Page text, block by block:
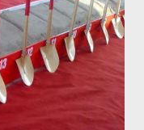
quan trọng có ảnh
như cuộc sống của
hướng rất dễ dàng
ai có ý định xây nhà
vị trí sau: Tam